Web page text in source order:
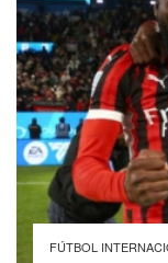
FÚTBOL